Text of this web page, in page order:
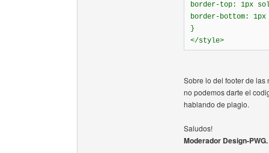
border-top: 1px
border-bottom:
}
</style>
Sobre lo del footer de las
no podemos darte el
hablando de plagio.
Saludos!
Moderador Design-PWG.